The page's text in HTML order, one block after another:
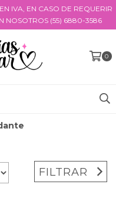
IVA, EN CASO DE REQUERIR
NOSOTROS (55) 6880-3586
0
FILTRAR